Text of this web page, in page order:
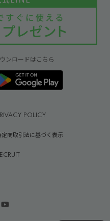
ンロードはこちら
POLICY
定商取引法に基づく表示